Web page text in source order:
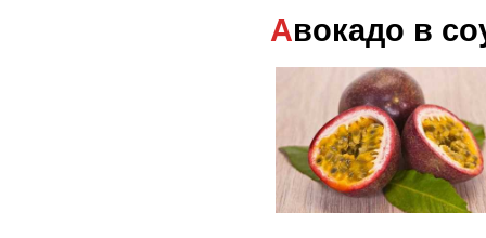
Авокадо в